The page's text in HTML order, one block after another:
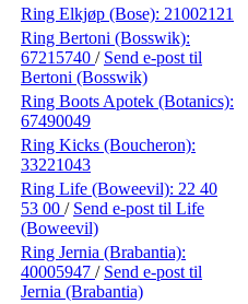
Ring Elkjøp (Bose): 21002121
Ring Bertoni (Bosswik):
67215740 / Send e-post til
Bertoni (Bosswik)
Ring Boots Apotek (Botanics):
67490049
Ring Kicks (Boucheron):
33221043
Ring Life (Boweevil): 22 40
53 00 / Send e-post til Life
(Boweevil)
Ring Jernia (Brabantia):
40005947 / Send e-post til
Jernia (Brabantia)